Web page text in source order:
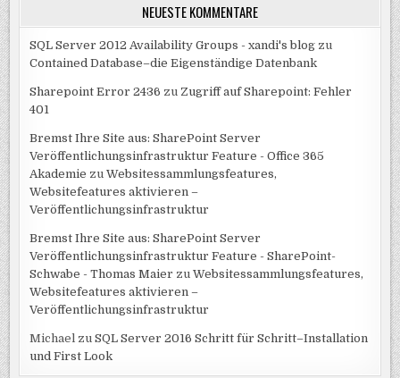
NEUESTE KOMMENTARE
SQL Server 2012 Availability Groups - xandi's blog zu
Contained Database–die Eigenständige Datenbank
Sharepoint Error 2436 zu Zugriff auf Sharepoint: Fehler
401
Bremst Ihre Site aus: SharePoint Server
Veröffentlichungsinfrastruktur Feature - Office 365
Akademie zuWebsitessammlungsfeatures,
Websitefeatures aktivieren –
Veröffentlichungsinfrastruktur
Bremst Ihre Site aus: SharePoint Server
Veröffentlichungsinfrastruktur Feature - SharePoint-
Schwabe - Thomas Maier zuWebsitessammlungsfeatures,
Websitefeatures aktivieren –
Veröffentlichungsinfrastruktur
Michael zuSQL Server 2016 Schritt für Schritt–Installation
und First Look